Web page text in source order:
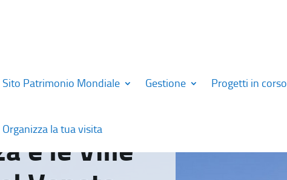
Sito Patrimonio Mondiale Gestione Progetti in corso
Organizza la tua visita
e le Ville